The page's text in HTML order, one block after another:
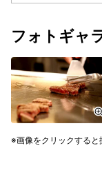
フォトギャ
画像をクリックすると